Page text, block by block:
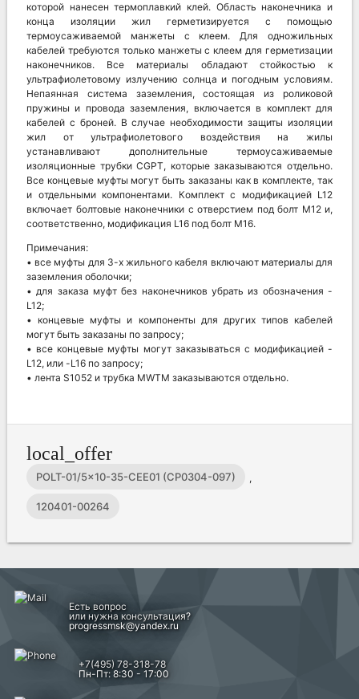
которой нанесен термоплавкий клей. Область наконечника и
конца изоляции жил герметизируется с помощью
термоусаживаемой манжеты с клеем. Для одножильных
кабелей требуются только манжеты с клеем для герметизации
наконечников. Все материалы обладают стойкостью к
ультрафиолетовому излучению солнца и погодным условиям.
Непаянная система заземления, состоящая из роликовой
пружины и провода заземления, включается в комплект для
кабелей с броней. В случае необходимости защиты изоляции
жил от ультрафиолетового воздействия на жилы
устанавливают дополнительные термоусаживаемые
изоляционные трубки CGPT, которые заказываются отдельно.
Все концевые муфты могут быть заказаны как в комплекте, так
и отдельными компонентами. Комплект с модификацией L12
включает болтовые наконечники с отверстием под болт M12 и,
соответственно, модификация L16 под болт М16.
Примечания:
• все муфты для 3-х жильного кабеля включают материалы для
заземления оболочки;
• для заказа муфт без наконечников убрать из обозначения -
L12;
• концевые муфты и компоненты для других типов кабелей
могут быть заказаны по запросу;
• все концевые муфты могут заказываться с модификацией -
L12, или -L16 по запросу;
• лента S1052 и трубка MWTM заказываются отдельно.
local_offer
POLT-01/5x10-35-CEE01 (CP0304-097) ,
120401-00264
Есть вопрос
или нужна консультация?
progressmsk@yandex.ru
+7(495) 78-318-78
Пн-Пт: 8:30 - 17:00